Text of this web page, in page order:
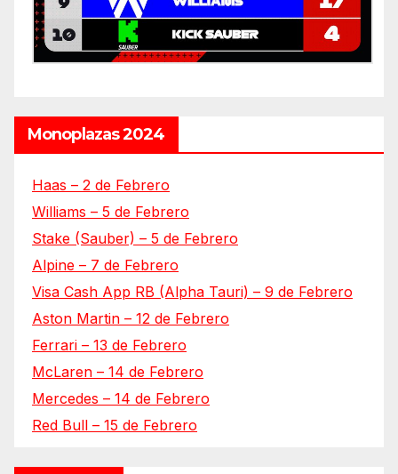
Monoplazas 2024
Haas – 2 de Febrero
Williams – 5 de Febrero
Stake (Sauber) – 5 de Febrero
Alpine – 7 de Febrero
Visa Cash App RB (Alpha Tauri) – 9 de Febrero
Aston Martin – 12 de Febrero
Ferrari – 13 de Febrero
McLaren – 14 de Febrero
Mercedes – 14 de Febrero
Red Bull – 15 de Febrero